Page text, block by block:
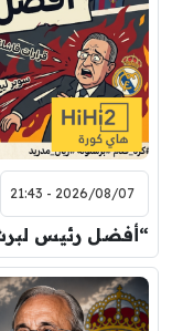
2026/08/07 - 21:43
“أفضل رئيس